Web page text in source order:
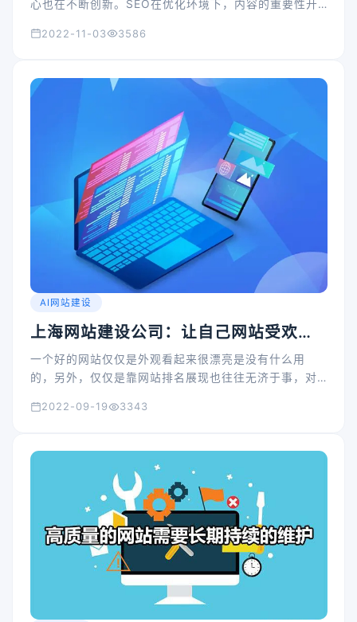
心也在不断创新。SEO在优化环境下，内容的重要性开
重点之一是做好内容的深入工作，彻底摆脱企业网站的
共同创造高质量的内容，从而提高企业网站的知名度和
内容质量，提高网站排名。
2022-11-03 3586
AI网站建设
上海网站建设公司：让自己网站受欢迎
该这主意的三个点
一个好的网站仅仅是外观看起来很漂亮是没有什么用
的，另外，仅仅是靠网站排名展现也往往无济于事，对
喜欢我们的网站，真正的觉得我们的网站对他们游泳，
得成交，让自己从自己网站中真正受益，那么我们该怎
么让自己的网站受大家欢迎呢？
2022-09-19 3343